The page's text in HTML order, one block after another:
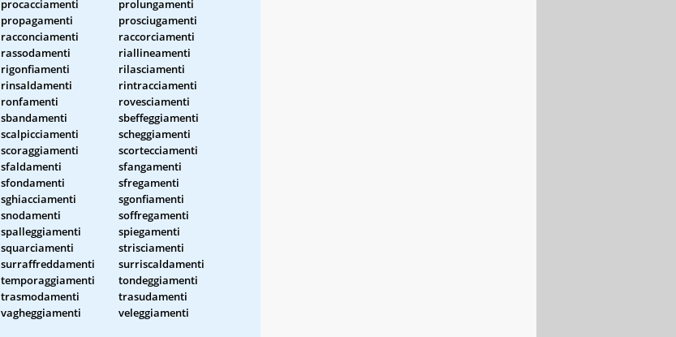
procacciamenti
prolungamenti
propagamenti
prosciugamenti
racconciamenti
raccorciamenti
rassodamenti
riallineamenti
rigonfiamenti
rilasciamenti
rinsaldamenti
rintracciamenti
ronfamenti
rovesciamenti
sbandamenti
sbeffeggiamenti
scalpicciamenti
scheggiamenti
scoraggiamenti
scortecciamenti
sfaldamenti
sfangamenti
sfondamenti
sfregamenti
sghiacciamenti
sgonfiamenti
snodamenti
soffregamenti
spalleggiamenti
spiegamenti
squarciamenti
strisciamenti
surraffreddamenti
surriscaldamenti
temporaggiamenti
tondeggiamenti
trasmodamenti
trasudamenti
vagheggiamenti
veleggiamenti